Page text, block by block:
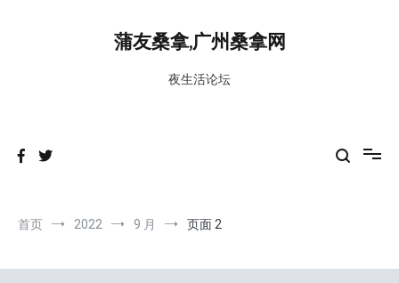
蒲友桑拿,广州桑拿网
夜生活论坛
首页 2022 9 月 页面 2